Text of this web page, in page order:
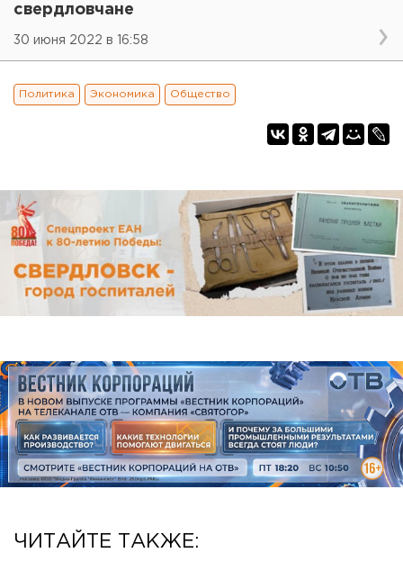
свердловчане
30 июня 2022 в 16:58
Политика Экономика Общество
ЧИТАЙТЕ ТАКЖЕ: